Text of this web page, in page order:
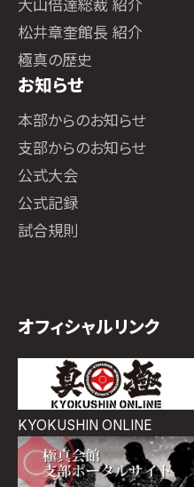
大山倍達総裁 紹介
松井章奎館長 紹介
極真の歴史
お知らせ
本部からのお知らせ
支部からのお知らせ
公式大会
公式記録
試合規則
オフィシャルリンク
KYOKUSHIN ONLINE